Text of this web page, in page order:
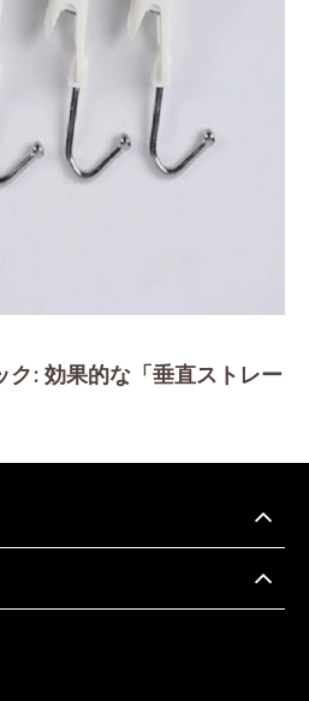
ク: 効果的な「垂直ストレー